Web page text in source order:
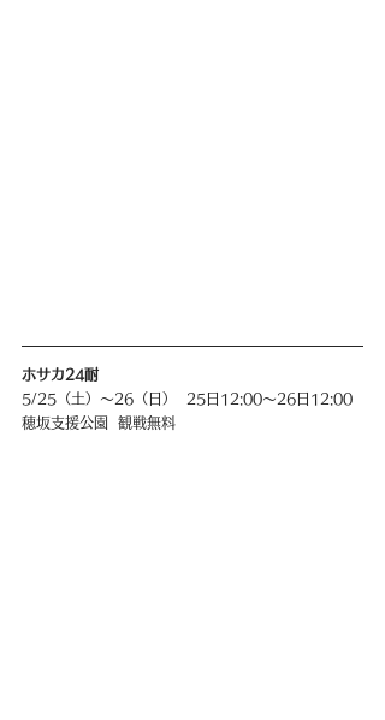
ホサカ24耐
5/25（土）〜26（日）  25日12:00〜26日12:00
穂坂支援公園  観戦無料